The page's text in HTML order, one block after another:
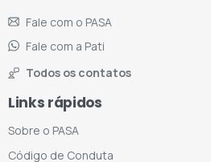
Fale com o PASA
Fale com a Pati
Todos os contatos
Links rápidos
Sobre o PASA
Código de Conduta